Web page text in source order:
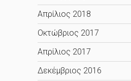
Απρίλιος 2018
Οκτώβριος 2017
Απρίλιος 2017
Δεκέμβριος 2016